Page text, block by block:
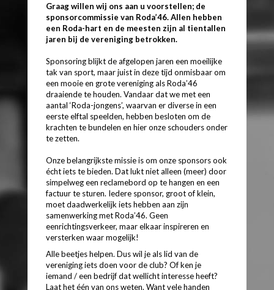
Graag willen wij ons aan u voorstellen; de
sponsorcommissie van Roda’46. Allen hebben
een Roda-hart en de meesten zijn al tientallen
jaren bij de vereniging betrokken.
Sponsoring blijkt de afgelopen jaren een moeilijke
tak van sport, maar juist in deze tijd onmisbaar om
een mooie en grote vereniging als Roda’46
draaiende te houden. Vandaar dat we met een
aantal ‘Roda-jongens’, waarvan er diverse in een
eerste elftal speelden, hebben besloten om de
krachten te bundelen en hier onze schouders onder
te zetten.
Onze belangrijkste missie is om onze sponsors ook
écht iets te bieden. Dat lukt niet alleen (meer) door
simpelweg een reclamebord op te hangen en een
factuur te sturen. Iedere sponsor, groot of klein,
moet daadwerkelijk iets hebben aan zijn
samenwerking met Roda’46. Geen
eenrichtingsverkeer, maar elkaar inspireren en
versterken waar mogelijk!
Alle beetjes helpen. Dus wil je als lid van de
vereniging iets doen voor de club? Of ken je
iemand / een bedrijf dat wellicht interesse heeft?
Laat het één van ons weten. Want vele handen